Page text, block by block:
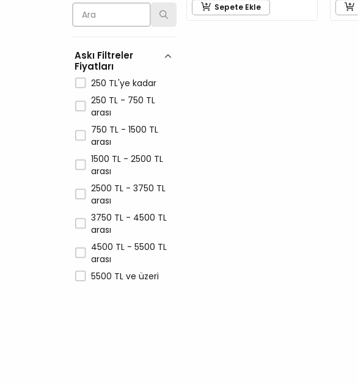
Askı Filtreler
Fiyatları
250 TL'ye kadar
250 TL - 750 TL
arası
750 TL - 1500 TL
arası
1500 TL - 2500 TL
arası
2500 TL - 3750 TL
arası
3750 TL - 4500 TL
arası
4500 TL - 5500 TL
arası
5500 TL ve üzeri
Sepete Ekle